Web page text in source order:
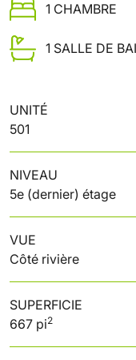
1 CHAMBRE
1 SALLE DE
UNITÉ
501
NIVEAU
5e (dernier) étage
VUE
Côté rivière
SUPERFICIE
667 pi2